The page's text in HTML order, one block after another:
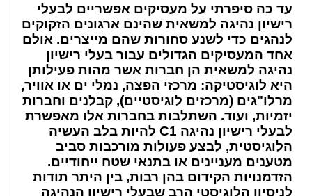
עד כה סיפרתי על מעסיקים אפשריים לבעלי
רישיון נהיגה למשאית שהינם ארגונים הזקוקים
לנהגים כדי לשנע סחורות שהם מייצרים. אולם
אחד המעסיקים הגדולים עבור בעלי רישיון
נהיגה למשאית הן חברות אשר מהות פעילותן
היא לוגיסטיקה: מרכזי הפצה, נמלי ים או אוויר,
מרלו"גים (מרכזים לוגיסטיים), קבלנים וחברות
יזמיות, ועוד. השתלבות בחברות אלו מאפשרת
לבעלי רישיון נהיגה C1 להיות בלב העשיה
הלוגיסטית, לבצע פעולות מורכבות סביב
מטענים מעניינים או בתנאי שטח ייחודיים.
הזדמנויות הקידום בהן רבות, בין היתר תודות
לניסיון הלוגיסטי הרב שבעלי רישיון הנהיגה